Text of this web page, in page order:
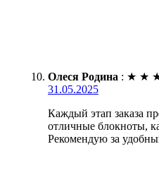
Олеся Родина : ★ ★
31.05.2025
Каждый этап заказа
отличные блокноты,
Рекомендую за